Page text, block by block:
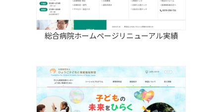
総合病院ホームぺージリニューアル実績